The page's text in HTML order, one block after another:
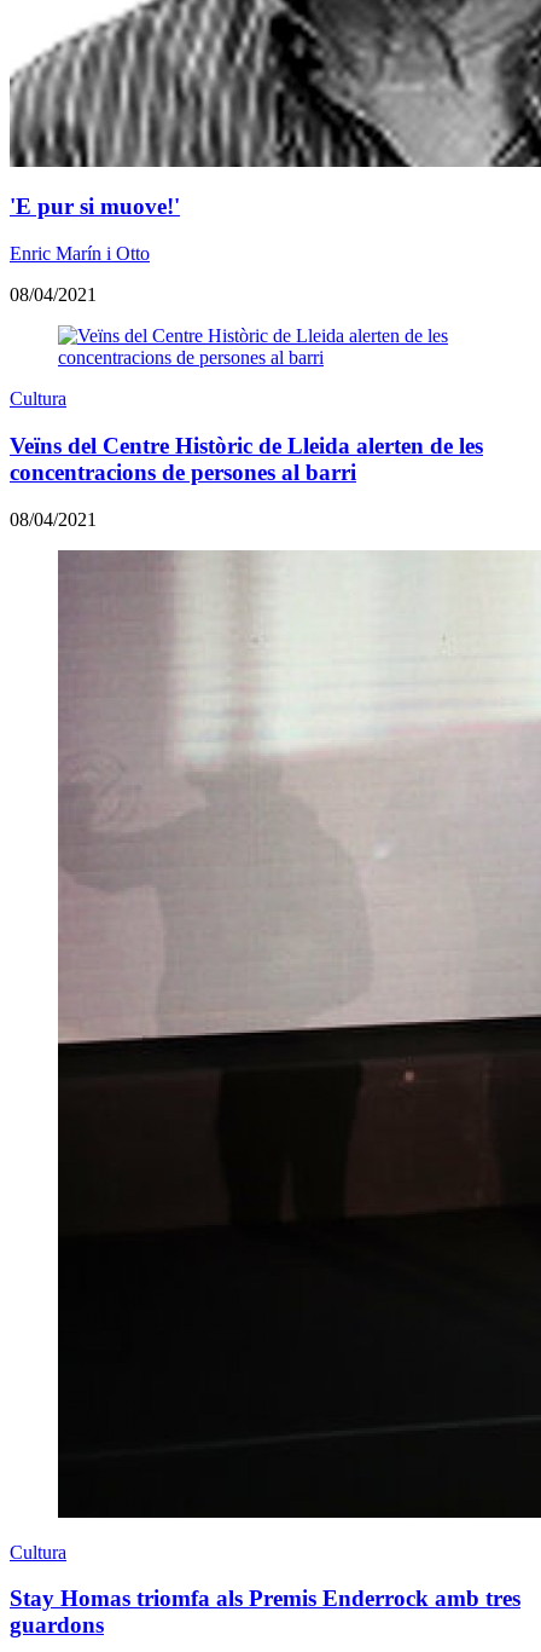
'E pur si muove!'
Enric Marín i Otto
08/04/2021
Cultura
Veïns del Centre Històric de Lleida alerten de les
concentracions de persones al barri
08/04/2021
Cultura
Stay Homas triomfa als Premis Enderrock amb tres
guardons